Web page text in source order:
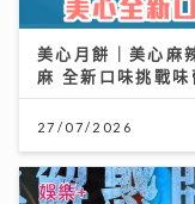
美心月餅｜美心麻
麻 全新口味挑戰
27/07/2026